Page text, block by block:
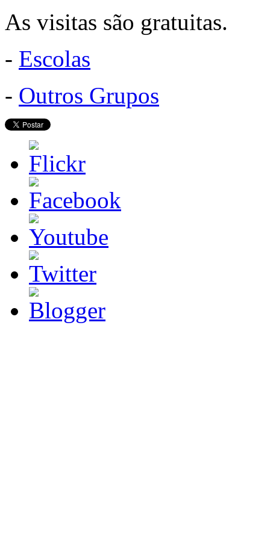
As visitas são gratuitas.
- Escolas
- Outros Grupos